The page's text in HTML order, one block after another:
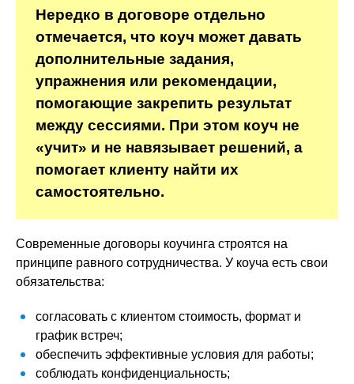
Нередко в договоре отдельно
отмечается, что коуч может давать
дополнительные задания,
упражнения или рекомендации,
помогающие закрепить результат
между сессиями. При этом коуч не
«учит» и не навязывает решений, а
помогает клиенту найти их
самостоятельно.
Современные договоры коучинга строятся на
принципе равного сотрудничества. У коуча есть свои
обязательства:
согласовать с клиентом стоимость, формат и
график встреч;
обеспечить эффективные условия для работы;
соблюдать конфиденциальность;